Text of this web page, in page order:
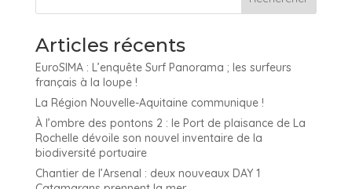
Articles récents
EuroSIMA : L’enquête Surf Panorama ; les surfeurs
français à la loupe !
La Région Nouvelle-Aquitaine communique !
À l’ombre des pontons 2 : le Port de plaisance de La
Rochelle dévoile son nouvel inventaire de la
biodiversité portuaire
Chantier de l’Arsenal : deux nouveaux DAY 1